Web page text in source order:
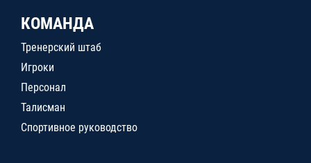
КОМАНДА
Тренерский штаб
Игроки
Персонал
Талисман
Спортивное руководство